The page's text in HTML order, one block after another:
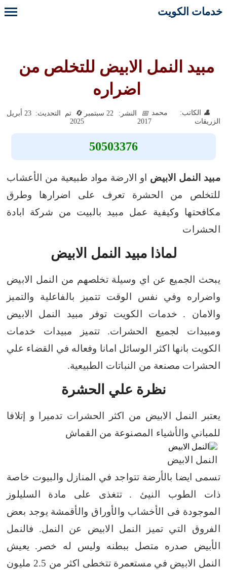
خدمات الكويت
مبيد النمل الابيض للتخلص من
اضراره
الكاتب: محمد
الزريقات
النشر: 22 سبتمبر
2017
تم التحديث: 23 أبريل
2025
50503376
مبيد النمل الابيض او الارضة مواد طبيعية من الأعشاب
للتخلص من الحشرة تعرف على اضرارها وطرق
مكافحتها وكيفية عمل مبيد بالبيت من شركة ابادة
الحشرات
لماذا مبيد النمل الابيض
يبحث الجميع عن اي وسيلة تخلصهم من النمل الابيض
واضراره وفي نفس الوقت تتميز بالفاعلية والتميز
والامان .
خدمات الكويت توفر مبيد النمل الابيض
ومبيدات لجميع الحشرات.
تتميز مبيدات خدمات
الكويت بانها اكثر الوسائل امانا وفعاله في القضاء علي
الحشرات مصنعة من النباتات الطبيعية.
نظرة علي الحشرة
يعتبر النمل الابيض من اكثر الحشرات تدميرا و إتلافا
للمباني والأشياء المصنوعة من القماش
النمل الابيض
تسمى ايضا بالأرضة تتواجد في المنازل والبيوت خاصة
ذات الطوب النيئ .
تتغذى على مادة السليلوز
الموجودة فى الأخشاب والأوراق والأقمشة يوجد بعض
الفروق التي تميز النمل الابيض عن النمل.
فالنمل
الأبيض صدره متصل ببطنه وليس له خصر.
يعيش
النمل الابيض في مستعمرة تتخطى اكثر من 2.5 مليون